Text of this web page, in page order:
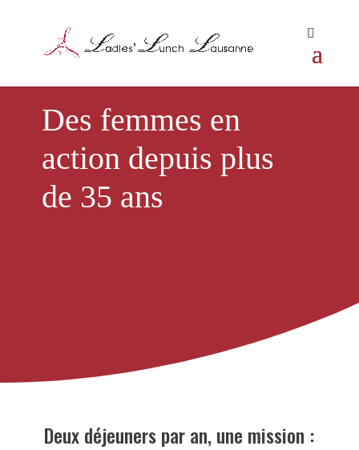
Des femmes en
action depuis plus
de 35 ans
Deux déjeuners par an, une mission :